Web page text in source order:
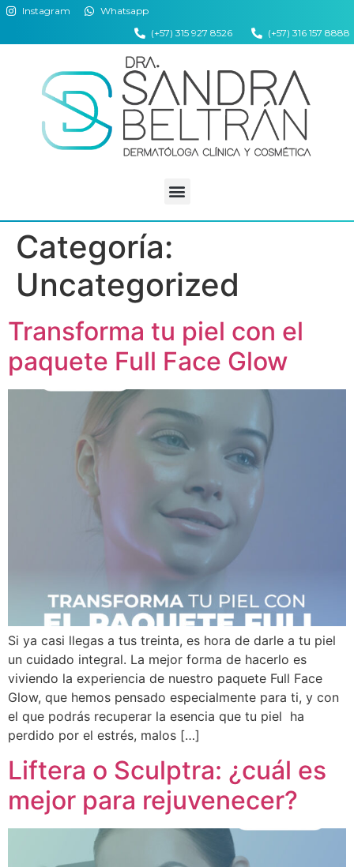
Instagram
Whatsapp
(+57) 315 927 8526
(+57) 316 157 8888
Categoría:
Uncategorized
Transforma tu piel con el
paquete Full Face Glow
Si ya casi llegas a tus treinta, es hora de darle a tu piel
un cuidado integral. La mejor forma de hacerlo es
viviendo la experiencia de nuestro paquete Full Face
Glow, que hemos pensado especialmente para ti, y con
el que podrás recuperar la esencia que tu piel ha
perdido por el estrés, malos […]
Liftera o Sculptra: ¿cuál es
mejor para rejuvenecer?